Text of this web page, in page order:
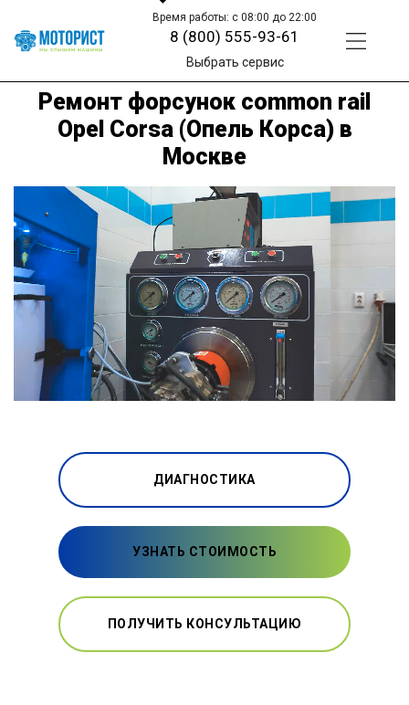
Время работы: с 08:00 до 22:00
8 (800) 555-93-61
Выбрать сервис
Ремонт форсунок common rail
Opel Corsa (Опель Корса) в
Москве
ДИАГНОСТИКА
УЗНАТЬ СТОИМОСТЬ
ПОЛУЧИТЬ КОНСУЛЬТАЦИЮ